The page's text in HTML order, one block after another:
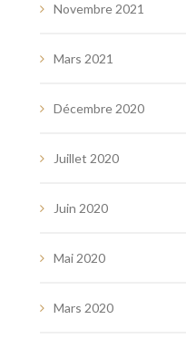
Novembre 2021
Mars 2021
Décembre 2020
Juillet 2020
Juin 2020
Mai 2020
Mars 2020